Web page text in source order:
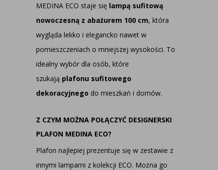
MEDINA ECO staje się lampą sufitową
nowoczesną z abażurem 100 cm, która
wygląda lekko i elegancko nawet w
pomieszczeniach o mniejszej wysokości. To
idealny wybór dla osób, które
szukają plafonu sufitowego
dekoracyjnego do mieszkań i domów.
Z CZYM MOŻNA POŁĄCZYĆ DESIGNERSKI
PLAFON MEDINA ECO?
Plafon najlepiej prezentuje się w zestawie z
innymi lampami z kolekcji ECO. Można go